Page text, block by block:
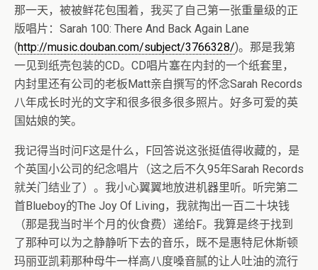
那一天，被被鲜花包围着，我买了自己第一张重量级的正
版唱片：Sarah 100: There And Back Again Lane
(http://music.douban.com/subject/3766328/)。那是我第
一见到纸壳包装的CD。CD唱片塞在内封的一个纸套里，
内封里还有公司的老板Matt亲自撰写的怀念Sarah Records
八年成长时光的文字和很多很多很多照片。好多可爱的英
国姑娘的笑。
我记得当时问F这是什么，F回答说这张挺值得收藏的，是
个英国小公司的纪念唱片（这之后不久95年Sarah Records
就关门结业了）。我小心翼翼地放进机器里听。听完第二
首Blueboy的The Joy Of Living，我就掏出一百二十块钱
（那是我当时半个月的伙食费）递给F。我算是终于找到
了那种可以为之静静听下去的音乐，既不是惠特尼休斯顿
玛丽亚凯莉那种母牛一样高八度嗓音腻的让人吐油的流行